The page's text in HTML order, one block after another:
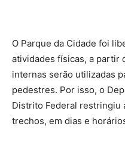
O Parque da Cidade foi
atividades físicas, a partir
internas serão utilizadas
pedestres. Por isso, o
Distrito Federal restringiu
trechos, em dias e